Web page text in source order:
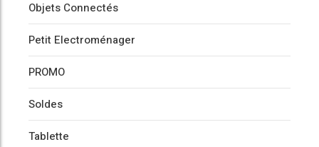
Objets Connectés
Petit Electroménager
PROMO
Soldes
Tablette